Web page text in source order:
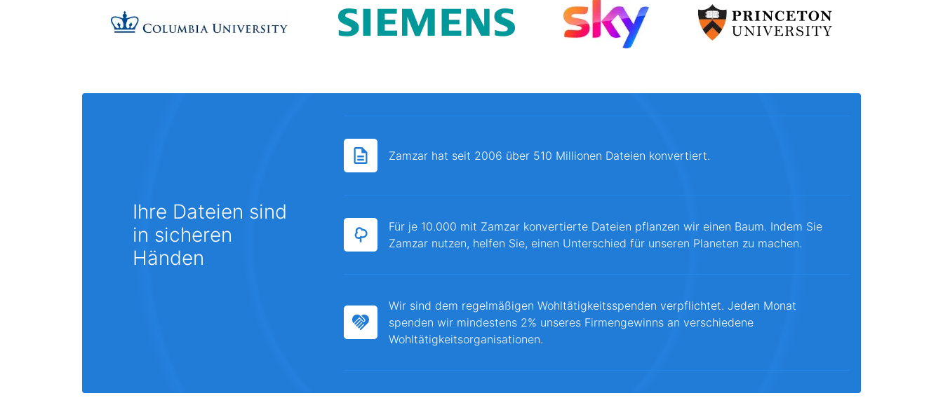
Ihre Dateien sind
in sicheren
Händen
Zamzar hat seit 2006 über 510 Millionen Dateien konvertiert.
Für je 10.000 mit Zamzar konvertierte Dateien pflanzen wir einen Baum. Indem Sie
Zamzar nutzen, helfen Sie, einen Unterschied für unseren Planeten zu machen.
Wir sind dem regelmäßigen Wohltätigkeitsspenden verpflichtet. Jeden Monat
spenden wir mindestens 2% unseres Firmengewinns an verschiedene
Wohltätigkeitsorganisationen.